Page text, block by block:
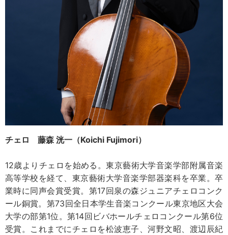
チェロ 藤森 洸一（Koichi Fujimori）
12歳よりチェロを始める。東京藝術大学音楽学部附属音楽
高等学校を経て、東京藝術大学音楽学部器楽科を卒業。卒
業時に同声会賞受賞。第17回泉の森ジュニアチェロコンク
ール銅賞。第73回全日本学生音楽コンクール東京地区大会
大学の部第1位。第14回ビバホールチェロコンクール第6位
受賞。これまでにチェロを松波恵子、河野文昭、渡辺辰紀